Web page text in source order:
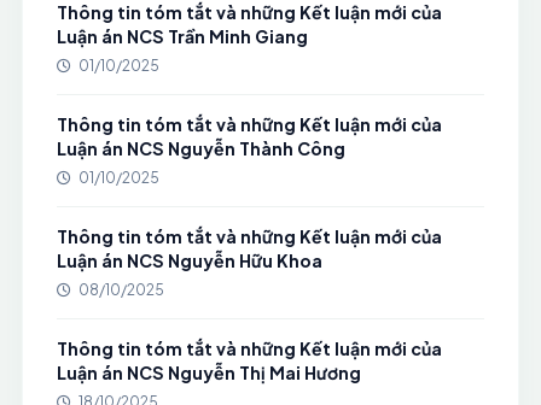
Thông tin tóm tắt và những Kết luận mới của
Luận án NCS Trần Minh Giang
01/10/2025
Thông tin tóm tắt và những Kết luận mới của
Luận án NCS Nguyễn Thành Công
01/10/2025
Thông tin tóm tắt và những Kết luận mới của
Luận án NCS Nguyễn Hữu Khoa
08/10/2025
Thông tin tóm tắt và những Kết luận mới của
Luận án NCS Nguyễn Thị Mai Hương